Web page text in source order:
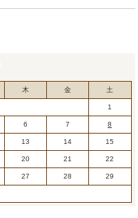
木 金 土
1
6 7 8
13 14 15
20 21 22
27 28 29